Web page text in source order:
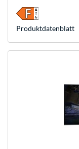
Produkt­datenblatt